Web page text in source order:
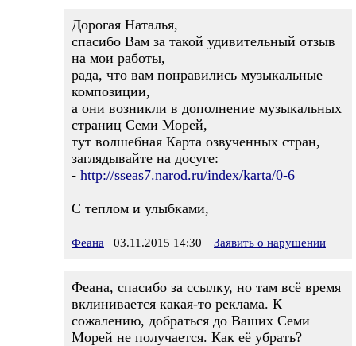
Дорогая Наталья,
спасибо Вам за такой удивительный отзыв
на мои работы,
рада, что вам понравились музыкальные
композиции,
а они возникли в дополнение музыкальных
страниц Семи Морей,
тут волшебная Карта озвученных стран,
заглядывайте на досуге:
- http://sseas7.narod.ru/index/karta/0-6
С теплом и улыбками,
Феана 03.11.2015 14:30 Заявить о нарушении
Феана, спасибо за ссылку, но там всё время
вклинивается какая-то реклама. К
сожалению, добраться до Ваших Семи
Морей не получается. Как её убрать?